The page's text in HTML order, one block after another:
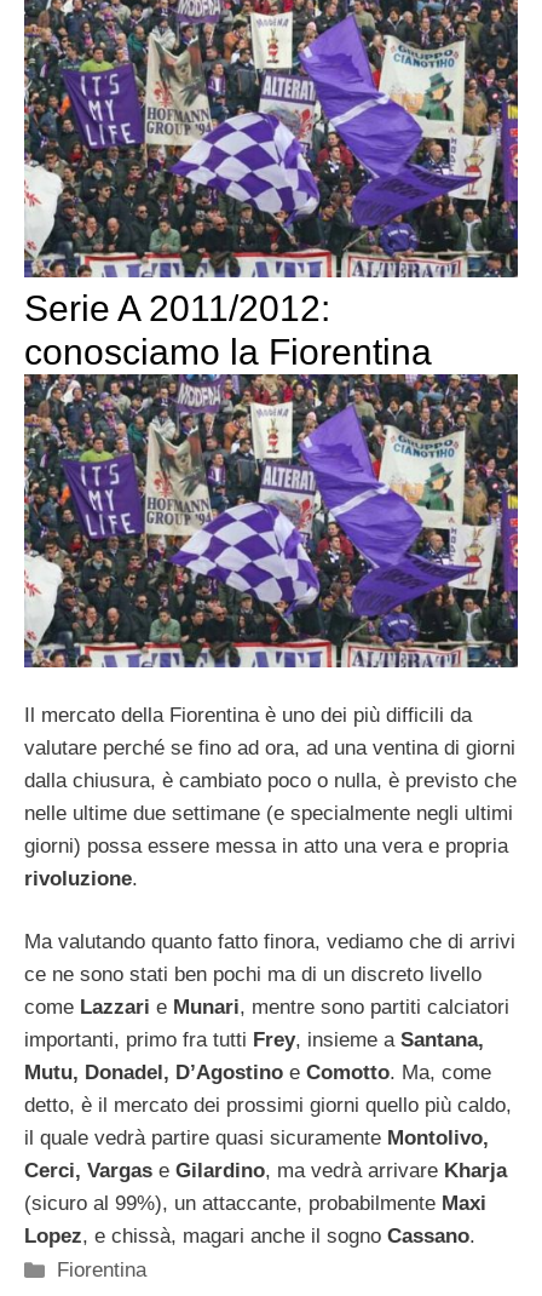
Serie A 2011/2012:
conosciamo la Fiorentina
Il mercato della Fiorentina è uno dei più difficili da
valutare perché se fino ad ora, ad una ventina di giorni
dalla chiusura, è cambiato poco o nulla, è previsto che
nelle ultime due settimane (e specialmente negli ultimi
giorni) possa essere messa in atto una vera e propria
rivoluzione.
Ma valutando quanto fatto finora, vediamo che di arrivi
ce ne sono stati ben pochi ma di un discreto livello
come Lazzari e Munari, mentre sono partiti calciatori
importanti, primo fra tutti Frey, insieme a Santana,
Mutu, Donadel, D’Agostino e Comotto. Ma, come
detto, è il mercato dei prossimi giorni quello più caldo,
il quale vedrà partire quasi sicuramente Montolivo,
Cerci, Vargas e Gilardino, ma vedrà arrivare Kharja
(sicuro al 99%), un attaccante, probabilmente Maxi
Lopez, e chissà, magari anche il sogno Cassano.
Categorie
Fiorentina